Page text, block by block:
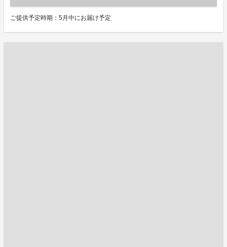
ご提供予定時期：5月中にお届け予定